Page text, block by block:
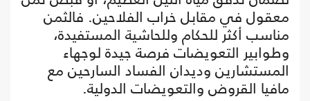
معقول في مقابل خراب الفلاحين. فالثمن
مناسب أكثر للحكام وللحاشية المستفيدة،
وطوابير التعويضات فرصة جيدة لوجهاء
المستشارين وديدان الفساد السارحين مع
مافيا القروض والتعويضات الدولية.